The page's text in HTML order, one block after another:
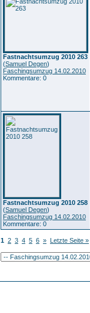
Fastnachtsumzug 2010 263
(Samuel Degen)
Faschingsumzug 14.02.2010
Kommentare: 0
Fastnachtsumzug 2010 258
(Samuel Degen)
Faschingsumzug 14.02.2010
Kommentare: 0
1 2 3 4 5 6 » Letzte Seite »